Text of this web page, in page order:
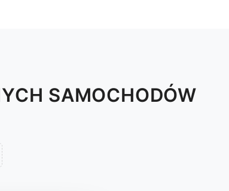
SAMOCHODÓW